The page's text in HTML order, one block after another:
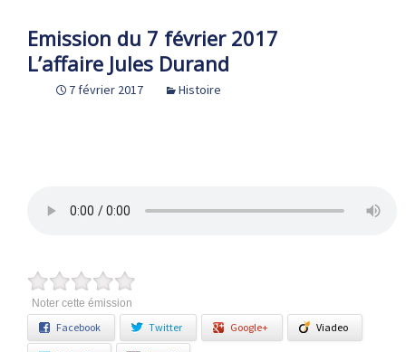
Emission du 7 février 2017
L’affaire Jules Durand
7 février 2017 Histoire
Noter cette émission
Facebook Twitter Google+ Viadeo